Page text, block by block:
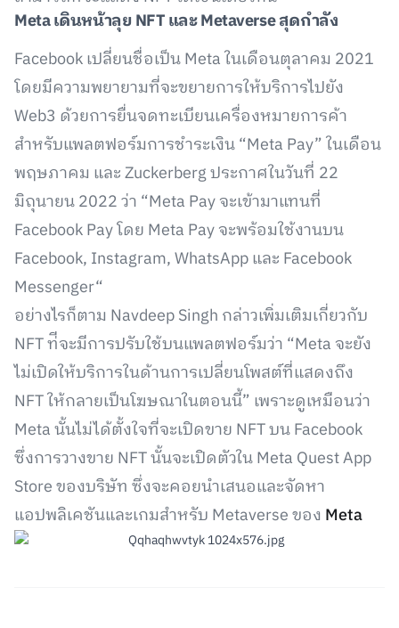
Metaเดินหน้าลุยNFTและMetaverseสุดกำลัง
Facebook เปลี่ยนชื่อเป็น Meta ในเดือนตุลาคม 2021
โดยมีความพยายามที่จะขยายการให้บริการไปยัง
Web3 ด้วยการยื่นจดทะเบียนเครื่องหมายการค้า
สำหรับแพลตฟอร์มการชำระเงิน “Meta Pay” ในเดือน
พฤษภาคม และ Zuckerberg ประกาศในวันที่ 22
มิถุนายน 2022 ว่า “Meta Pay จะเข้ามาแทนที่
Facebook Pay โดย Meta Pay จะพร้อมใช้งานบน
Facebook, Instagram, WhatsApp และ Facebook
Messenger“
อย่างไรก็ตาม Navdeep Singh กล่าวเพิ่มเติมเกี่ยวกับ
NFT ท่ีจะมีการปรับใช้บนแพลตฟอร์มว่า “Meta จะยัง
ไม่เปิดให้บริการในด้านการเปลี่ยนโพสต์ที่แสดงถึง
NFT ให้กลายเป็นโฆษณาในตอนนี้” เพราะดูเหมือนว่า
Meta นั้นไม่ได้ตั้งใจที่จะเปิดขาย NFT บน Facebook
ซึ่งการวางขาย NFT นั้นจะเปิดตัวใน Meta Quest App
Store ของบริษัท ซึ่งจะคอยนำเสนอและจัดหา
แอปพลิเคชันและเกมสำหรับ Metaverse ของ Meta